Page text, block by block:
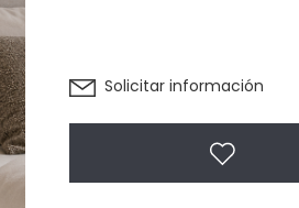
Solicitar información